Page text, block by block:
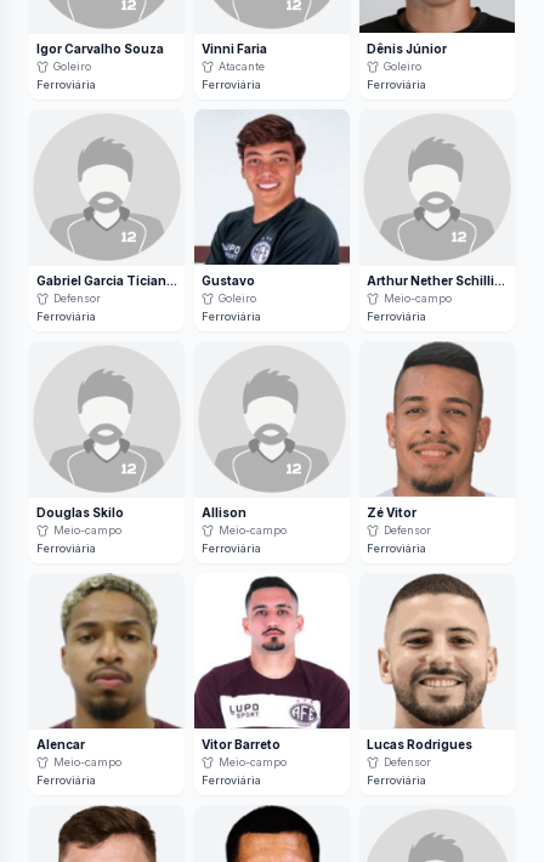
Igor Carvalho Souza
Goleiro
Ferroviária
Vinni Faria
Atacante
Ferroviária
Dênis Júnior
Goleiro
Ferroviária
Gabriel Garcia Ticianelli
Defensor
Ferroviária
Gustavo
Goleiro
Ferroviária
Arthur Nether Schilling
Meio-campo
Ferroviária
Douglas Skilo
Meio-campo
Ferroviária
Allison
Meio-campo
Ferroviária
Zé Vitor
Defensor
Ferroviária
Alencar
Meio-campo
Ferroviária
Vitor Barreto
Meio-campo
Ferroviária
Lucas Rodrigues
Defensor
Ferroviária